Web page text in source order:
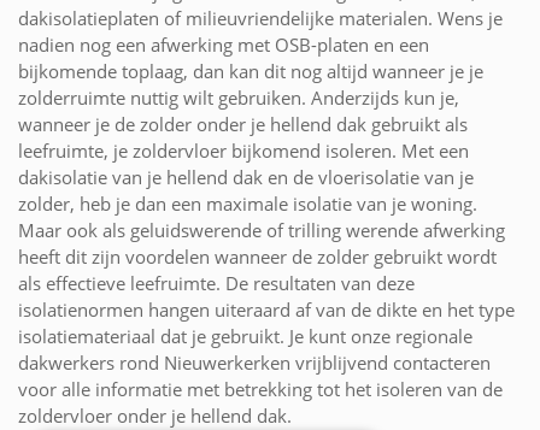
dakisolatieplaten of milieuvriendelijke materialen. Wens je
nadien nog een afwerking met OSB-platen en een
bijkomende toplaag, dan kan dit nog altijd wanneer je je
zolderruimte nuttig wilt gebruiken. Anderzijds kun je,
wanneer je de zolder onder je hellend dak gebruikt als
leefruimte, je zoldervloer bijkomend isoleren. Met een
dakisolatie van je hellend dak en de vloerisolatie van je
zolder, heb je dan een maximale isolatie van je woning.
Maar ook als geluidswerende of trilling werende afwerking
heeft dit zijn voordelen wanneer de zolder gebruikt wordt
als effectieve leefruimte. De resultaten van deze
isolatienormen hangen uiteraard af van de dikte en het type
isolatiemateriaal dat je gebruikt. Je kunt onze regionale
dakwerkers rond Nieuwerkerken vrijblijvend contacteren
voor alle informatie met betrekking tot het isoleren van de
zoldervloer onder je hellend dak.